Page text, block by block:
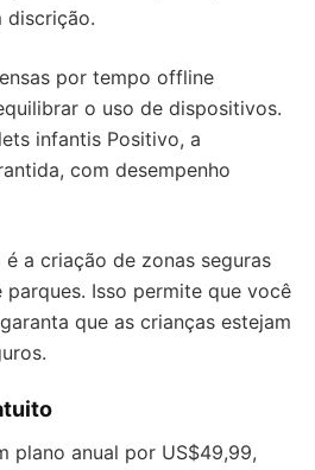
discrição.
por tempo offline
o uso de dispositivos.
infantis Positivo, a
com desempenho
a criação de zonas seguras
Isso permite que você
que as crianças estejam
plano anual por US$49,99,